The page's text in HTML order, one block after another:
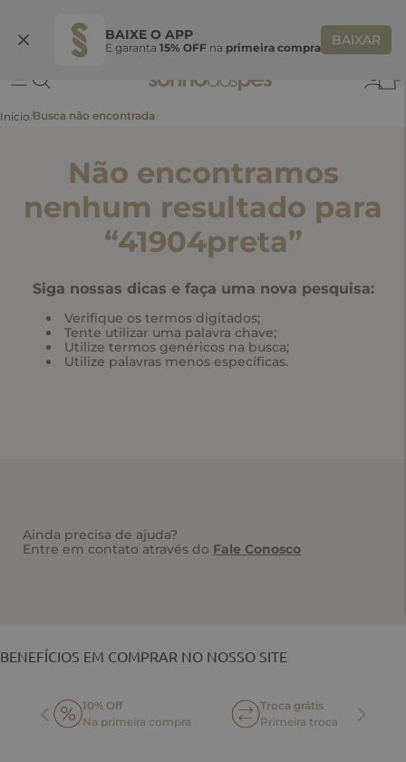
BAIXE O APP
E garanta 15% OFF na primeira compra BAIXAR
Ganhe 10% OFF na coleção utilizando o código do seu vendedor*
Não encontramos
nenhum resultado para
“41904preta”
Siga nossas dicas e faça uma nova pesquisa:
Verifique os termos digitados;
Tente utilizar uma palavra chave;
Utilize termos genéricos na busca;
Utilize palavras menos específicas.
Ainda precisa de ajuda?
Entre em contato através do Fale Conosco
BENEFÍCIOS EM COMPRAR NO NOSSO SITE
10% Off
Na primeira compra
Troca grátis
Primeira troca